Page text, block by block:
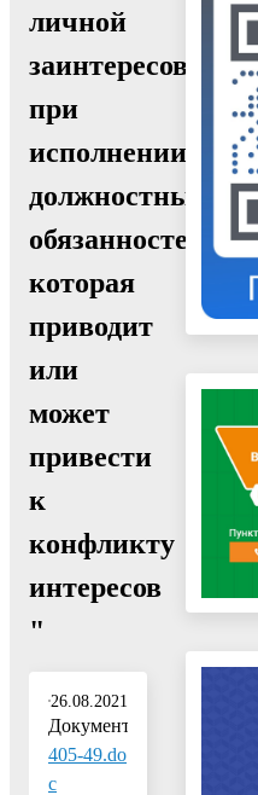
личной
при
исполнении
должностных
обязанностей,
которая
приводит
или
может
привести
к
конфликту
интересов
"
26.08.2021
Документ:
405-49.do
c